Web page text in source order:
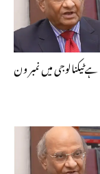
ٹیکنالوجی میں نمبر ون